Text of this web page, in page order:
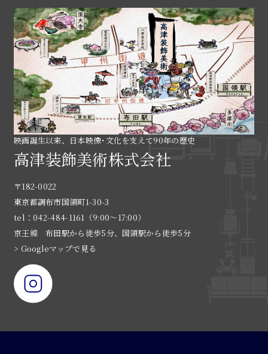
映画誕生以来、日本映像･文化を支えて90年の歴史
高津装飾美術株式会社
〒182-0022
東京都調布市国領町1-30-3
tel：042-484-1161（9:00〜17:00）
京王線 布田駅から徒歩5分、国領駅から徒歩5分
> Googleマップで見る